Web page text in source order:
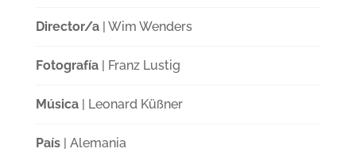
Director/a| Wim Wenders
Fotografía| Franz Lustig
Música| Leonard Küßner
País| Alemania